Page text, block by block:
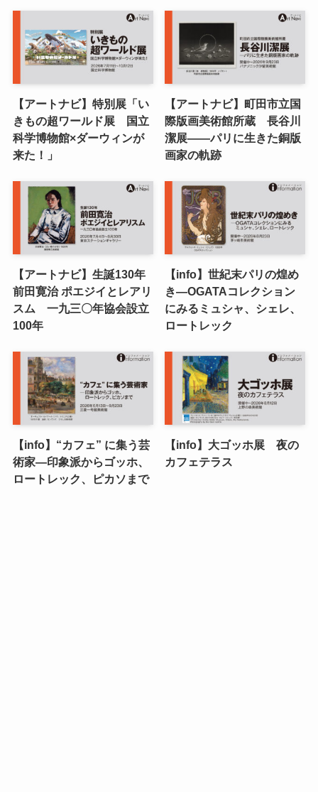
【アートナビ】特別展「い
きもの超ワールド展 国立
科学博物館×ダーウィンが
来た！」
【アートナビ】町田市立国
際版画美術館所蔵 長谷川
潔展――パリに生きた銅版
画家の軌跡
【アートナビ】生誕130年
前田寛治 ポエジイとレアリ
スム 一九三〇年協会設立
100年
【info】世紀末パリの煌め
き―OGATAコレクション
にみるミュシャ、シェレ、
ロートレック
【info】“カフェ” に集う芸
術家―印象派からゴッホ、
ロートレック、ピカソまで
【info】大ゴッホ展 夜の
カフェテラス